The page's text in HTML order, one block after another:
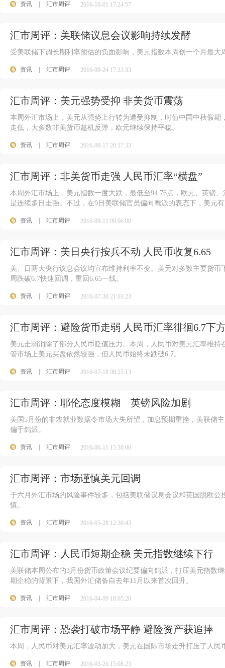
资讯 汇市周评 2016-10-01 17:24:57
汇市周评：美联储议息会议影响持续发酵
受美联储下调长期利率预估的负面影响，美元指数本周创一个月最大
资讯 汇市周评 2016-09-24 17:33:33
汇市周评：美元强势受抑 非美货币震荡
本周外汇市场上，美元从强势上行转为遭受抑制，时值中国中秋假
走低，大多数非美货币趁机反弹，欧元继续保持平稳。
资讯 汇市周评 2016-09-17 20:17:33
汇市周评：非美货币走强 人民币汇率“横盘”
本周外汇市场上，美元指数一度大跌，最低至94.76点，欧元、英镑
是连续多日走强。不过，在9日美联储官员偏向鹰派的表态下，美元
资讯 汇市周评 2016-09-11 09:06:00
汇市周评：美日央行按兵不动 人民币收复6.65
美、日两大央行议息会议均宣布维持利率不变。美元对多数主要货
周跌破6.7快速回调，重回6.65一线。
资讯 汇市周评 2016-07-30 21:03:23
汇市周评：避险货币走弱 人民币汇率徘徊6.7下
美元走弱消除了部分人民币贬值压力。本周，人民币对美元汇率维
管市场上美元买盘依然较强，但人民币始终未跌破6.7。
资讯 汇市周评 2016-07-18 08:25:13
汇市周评：耶伦态度模糊 英镑风险加剧
美国5月份的非农就业数据令市场大失所望，加息预期重挫，美联储
偏于鸽派。
资讯 汇市周评 2016-06-11 15:30:00
汇市周评：市场谨慎美元回调
于六月外汇市场的风险事件较多，包括美联储议息会议和英国脱欧
慎。
资讯 汇市周评 2016-05-28 12:30:43
汇市周评：人民币短期企稳 美元指数继续下行
美联储本周公布的3月份货币政策会议纪要偏向鸽派，打压美元指数
期企稳的背景下，我国外汇储备自去年11月以来首次回升。
资讯 汇市周评 2016-04-09 18:05:20
汇市周评：恐袭打破市场平静 避险资产获追捧
本周，人民币对美元汇率波动加大，美元在国际市场走升打压了人
资讯 汇市周评 2016-03-26 15:08:23